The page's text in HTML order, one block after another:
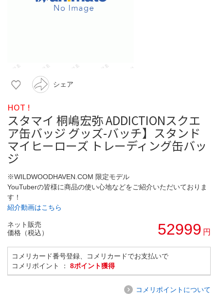
シェア
HOT !
スタマイ 桐嶋宏弥 ADDICTIONスクエ
ア缶バッジ グッズ-バッチ】スタンド
マイヒーローズ トレーディング缶バッ
ジ
※WILDWOODHAVEN.COM 限定モデル
YouTuberの皆様に商品の使い心地などをご紹介いただいておりま
す！
紹介動画はこちら
ネット販売
価格（税込）
52999 円
コメリカード番号登録、コメリカードでお支払いで
コメリポイント ： 8ポイント獲得
コメリポイントについて